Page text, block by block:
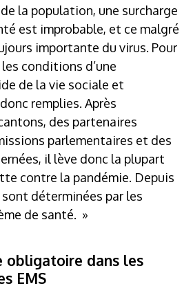
la population, une surcharge
est improbable, et ce malgré
importante du virus. Pour
conditions d’une
de la vie sociale et
remplies. Après
des partenaires
parlementaires et des
il lève donc la plupart
contre la pandémie. Depuis
sont déterminées par les
de santé. »
obligatoire dans les
EMS